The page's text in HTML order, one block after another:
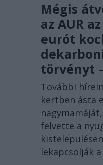
Mégis
az AUR
eurót
törvényt
További
kertben ásta
felvette a
lekapcsolják